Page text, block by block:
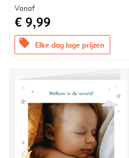
Vanaf
€ 9,99
offers Elke dag lage prijzen